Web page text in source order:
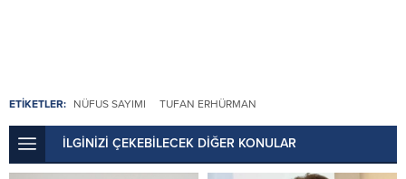
ETİKETLER: NÜFUS SAYIMI TUFAN ERHÜRMAN
İLGİNİZİ ÇEKEBİLECEK DİĞER KONULAR